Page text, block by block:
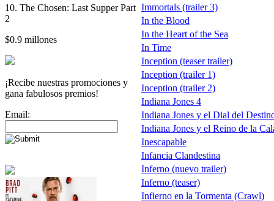
10. The Chosen: Last Supper Part
2
$0.9 millones
¡Recibe nuestras promociones y
gana fabulosos premios!
Email:
Immortals (trailer 3)
In the Blood
In the Heart of the Sea
In Time
Inception (teaser trailer)
Inception (trailer 1)
Inception (trailer 2)
Indiana Jones 4
Indiana Jones y el Dial del
Indiana Jones y el Reino de la
Inescapable
Infancia Clandestina
Inferno (nuevo trailer)
Inferno (teaser)
Infierno en la Tormenta (Crawl)